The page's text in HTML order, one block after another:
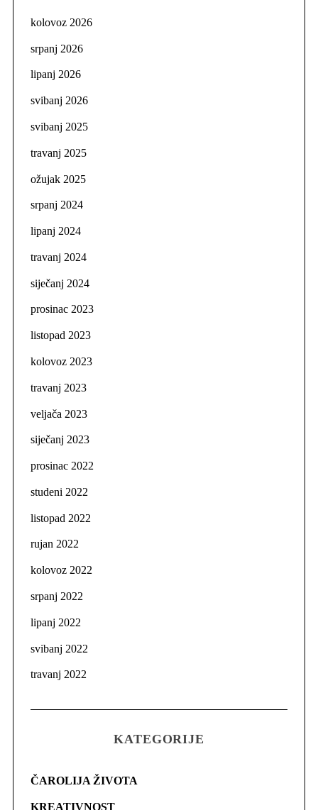
kolovoz 2026
srpanj 2026
lipanj 2026
svibanj 2026
svibanj 2025
travanj 2025
ožujak 2025
srpanj 2024
lipanj 2024
travanj 2024
siječanj 2024
prosinac 2023
listopad 2023
kolovoz 2023
travanj 2023
veljača 2023
siječanj 2023
prosinac 2022
studeni 2022
listopad 2022
rujan 2022
kolovoz 2022
srpanj 2022
lipanj 2022
svibanj 2022
travanj 2022
KATEGORIJE
ČAROLIJA ŽIVOTA
KREATIVNOST